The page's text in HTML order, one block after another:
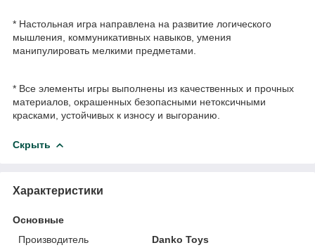
* Настольная игра направлена на развитие логического
мышления, коммуникативных навыков, умения
манипулировать мелкими предметами.
* Все элементы игры выполнены из качественных и прочных
материалов, окрашенных безопасными нетоксичными
красками, устойчивых к износу и выгоранию.
Скрыть
Характеристики
Основные
Производитель
Danko Toys